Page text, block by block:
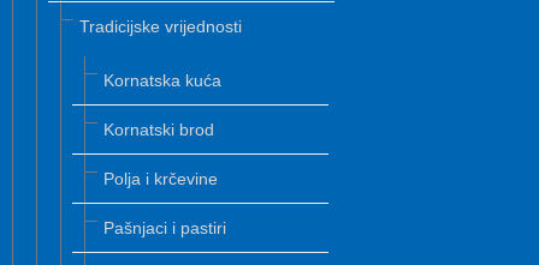
Tradicijske vrijednosti
Kornatska kuća
Kornatski brod
Polja i krčevine
Pašnjaci i pastiri